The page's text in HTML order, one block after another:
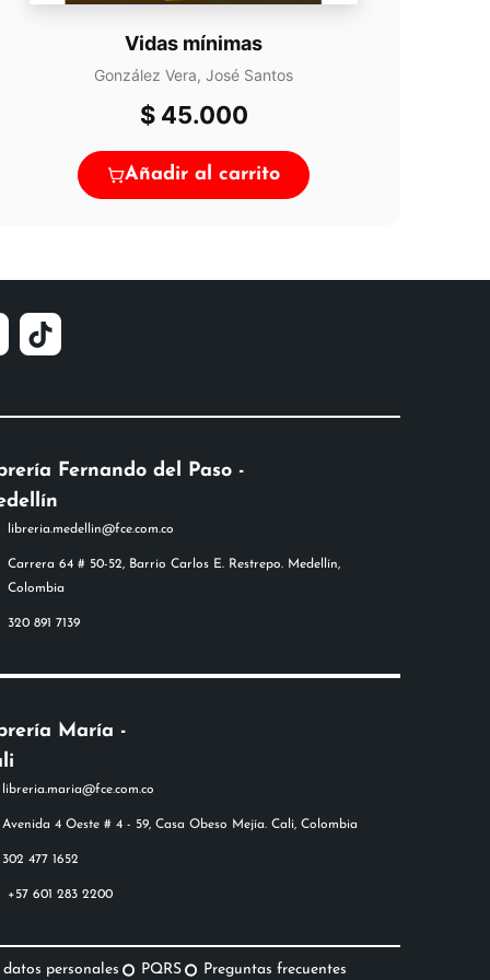
Vidas mínimas
González Vera, José Santos
$45.000
Añadir al carrito
Fernando del Paso -
libreria.medellin@fce.com.co
Carrera 64 # 50-52, Barrio Carlos E. Restrepo. Medellín,
Colombia
320 891 7139
María -
+57 601 283 2200
personales PQRS Preguntas frecuentes